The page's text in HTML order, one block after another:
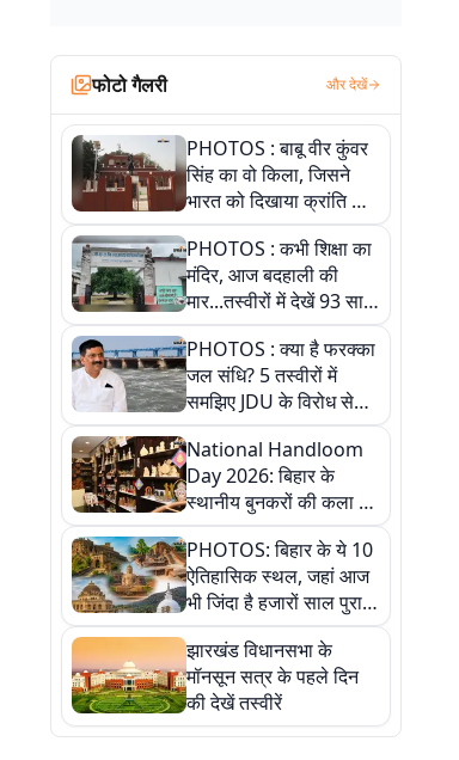
फोटो गैलरी और देखें
PHOTOS : बाबू वीर कुंवर
सिंह का वो किला, जिसने
भारत को दिखाया क्रांति का
रास्ता: तस्वीरों में देखिए
PHOTOS : कभी शिक्षा का
मंदिर, आज बदहाली की
मार...तस्वीरों में देखें 93 साल
पुराने इस हाई स्कूल की
हकीकत
PHOTOS : क्या है फरक्का
जल संधि? 5 तस्वीरों में
समझिए JDU के विरोध से
लेकर बिहार पर असर तक
पूरी कहानी
National Handloom
Day 2026: बिहार के
स्थानीय बुनकरों की कला को
सलाम, तस्वीरों में देखें
हस्तकरघा की समृद्ध परंपरा
PHOTOS: बिहार के ये 10
ऐतिहासिक स्थल, जहां आज
भी जिंदा है हजारों साल पुराना
इतिहास, एक बार जरूर घूमिए
झारखंड विधानसभा के
मॉनसून सत्र के पहले दिन
की देखें तस्वीरें